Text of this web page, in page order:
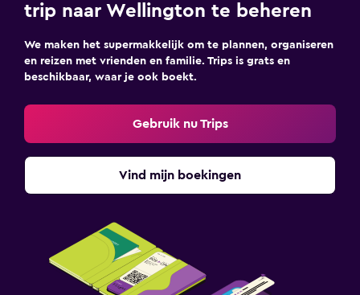
trip naar Wellington te beheren
We maken het supermakkelijk om te plannen, organiseren
en reizen met vrienden en familie. Trips is grats en
beschikbaar, waar je ook boekt.
Gebruik nu Trips
Vind mijn boekingen